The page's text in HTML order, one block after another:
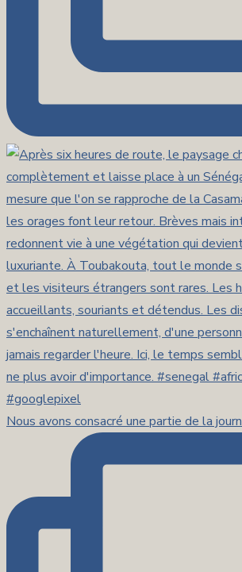
Nous avons consacré une partie de la